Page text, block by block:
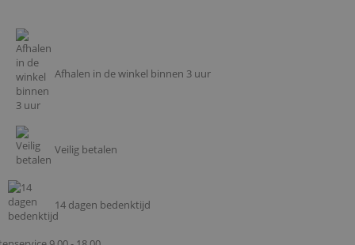
Afhalen in de winkel binnen 3 uur
Veilig betalen
14 dagen bedenktijd